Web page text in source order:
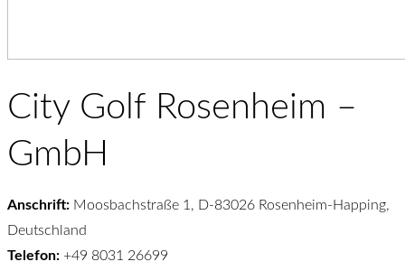
City Golf Rosenheim –
GmbH
Anschrift: Moosbachstraße 1, D-83026 Rosenheim-Happing,
Deutschland
Telefon: +49 8031 26699